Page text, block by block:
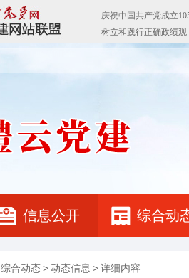
信息公开 综合动
综合动态>动态信息 >详细内容